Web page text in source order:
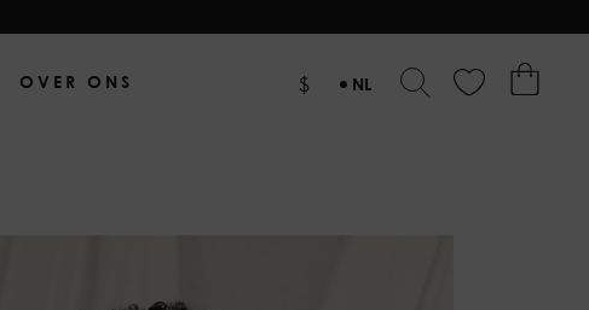
OVER ONS $
NL